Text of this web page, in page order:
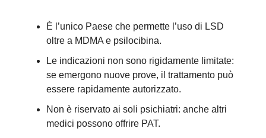
È l’unico Paese che permette l’uso di LSD
oltre a MDMA e psilocibina.
Le indicazioni non sono rigidamente limitate:
se emergono nuove prove, il trattamento può
essere rapidamente autorizzato.
Non è riservato ai soli psichiatri: anche altri
medici possono offrire PAT.